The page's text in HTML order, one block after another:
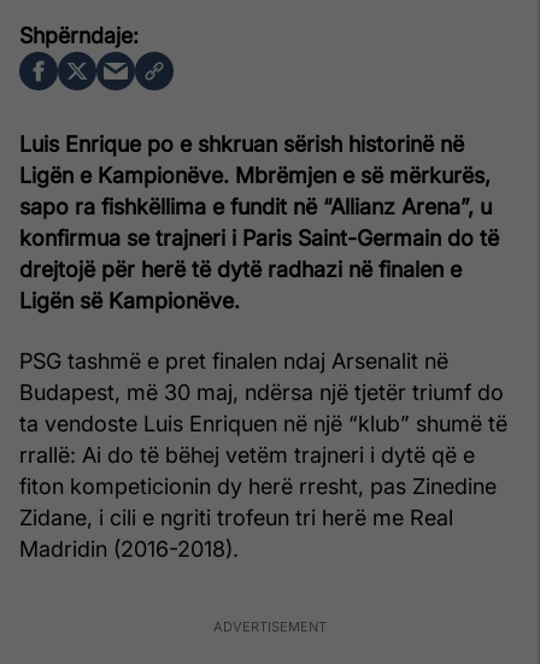
Luis Enrique po e shkruan sërish historinë në
Ligën e Kampionëve. Mbrëmjen e së mërkurës,
sapo ra fishkëllima e fundit në “Allianz Arena”, u
konfirmua se trajneri i Paris Saint-Germain do të
drejtojë për herë të dytë radhazi në finalen e
Ligën së Kampionëve.
PSG tashmë e pret finalen ndaj Arsenalit në
Budapest, më 30 maj, ndërsa një tjetër triumf do
ta vendoste Luis Enriquen në një “klub” shumë të
rrallë: Ai do të bëhej vetëm trajneri i dytë që e
fiton kompeticionin dy herë rresht, pas Zinedine
Zidane, i cili e ngriti trofeun tri herë me Real
Madridin (2016-2018).